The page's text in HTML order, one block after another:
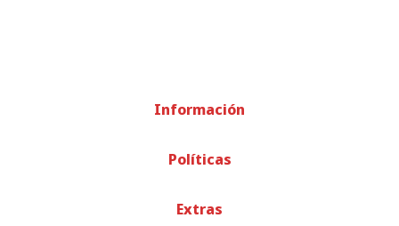
Información
Políticas
Extras